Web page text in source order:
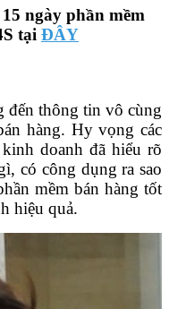
ngày phần mềm
tại ĐÂY
đến thông tin vô cùng
hàng. Hy vọng các
doanh đã hiểu rõ
có công dụng ra sao
mềm bán hàng tốt
hiệu quả.